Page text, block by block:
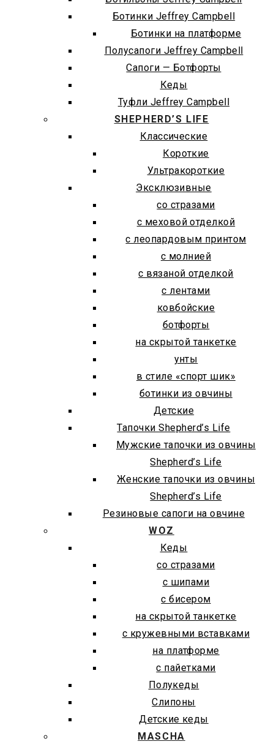
Ботинки Jeffrey Campbell
Ботинки на платформе
Полусапоги Jeffrey Campbell
Сапоги — Ботфорты
Кеды
Туфли Jeffrey Campbell
SHEPHERD’S LIFE
Классические
Короткие
Ультракороткие
Эксклюзивные
со стразами
с меховой отделкой
с леопардовым принтом
с молнией
с вязаной отделкой
с лентами
ковбойские
ботфорты
на скрытой танкетке
унты
в стиле «спорт шик»
ботинки из овчины
Детские
Тапочки Shepherd’s Life
Мужские тапочки из овчины
Shepherd’s Life
Женские тапочки из овчины
Shepherd’s Life
Резиновые сапоги на овчине
WOZ
Кеды
со стразами
с шипами
с бисером
на скрытой танкетке
с кружевными вставками
на платформе
с пайетками
Полукеды
Слипоны
Детские кеды
MASCHA